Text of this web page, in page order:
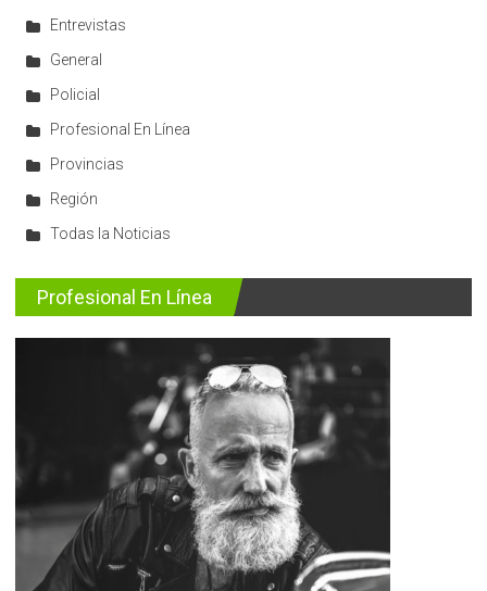
Entrevistas
General
Policial
Profesional En Línea
Provincias
Región
Todas la Noticias
Profesional En Línea